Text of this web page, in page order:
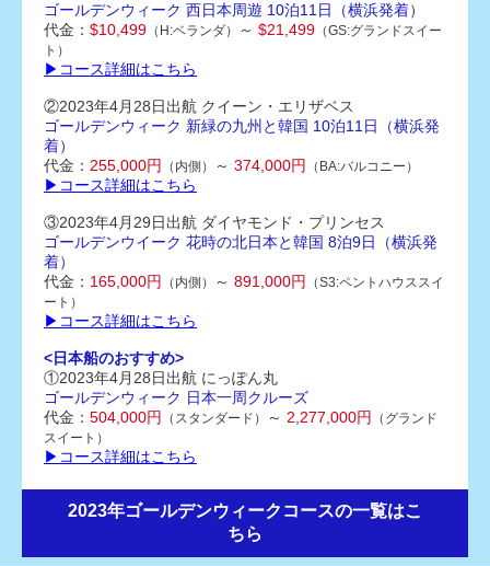
ゴールデンウィーク 西日本周遊 10泊11日（横浜発着）
代金： $10,499 （H:ベランダ） ～ $21,499 （GS:グランドスイー
ト）
▶コース詳細はこちら
②2023年4月28日出航 クイーン・エリザベス
ゴールデンウィーク 新緑の九州と韓国 10泊11日（横浜発
着）
代金： 255,000円 （内側） ～ 374,000円 （BA:バルコニー）
▶コース詳細はこちら
③2023年4月29日出航 ダイヤモンド・プリンセス
ゴールデンウイーク 花時の北日本と韓国 8泊9日（横浜発
着）
代金： 165,000円 （内側） ～ 891,000円
（S3:ペントハウススイ
ート）
▶コース詳細はこちら
<日本船のおすすめ>
①2023年4月28日出航 にっぽん丸
ゴールデンウィーク 日本一周クルーズ
代金： 504,000円 （スタンダード） ～ 2,277,000円
（グランド
スイート）
▶コース詳細はこちら
2023年ゴールデンウィークコースの一覧はこ
ちら